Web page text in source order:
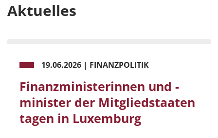
Aktuelles
19.06.2026 | FINANZPOLITIK
Finanzministerinnen und -
minister der Mitgliedstaaten
tagen in Luxemburg